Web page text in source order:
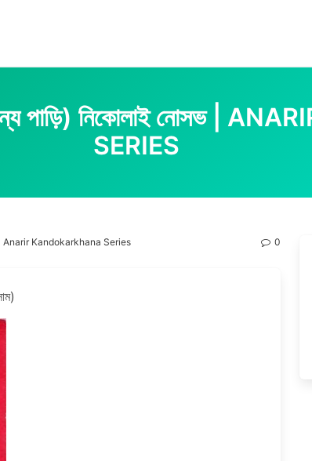
পাড়ি) নিকোলাই নোসভ |
SERIES
| Anarir Kandokarkhana Series 0